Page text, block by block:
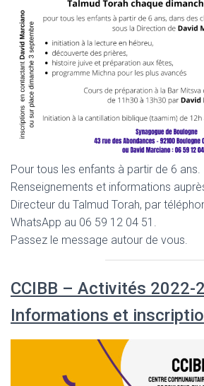
Pour tous les enfants à partir de 6 ans.
Renseignements et informations
Directeur du Talmud Torah, par
WhatsApp au 06 59 12 04 51.
Passez le message autour de vous.
CCIBB – Activités 2022-
Informations et